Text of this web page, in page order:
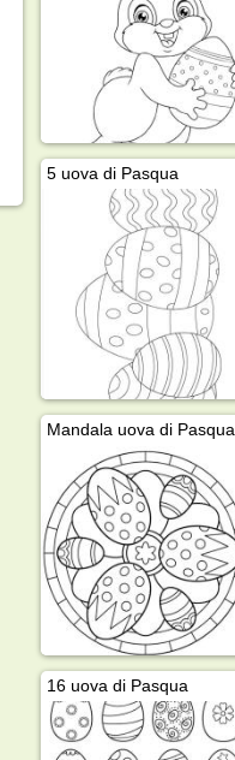
5 uova di Pasqua
Mandala uova di Pasqua
16 uova di Pasqua